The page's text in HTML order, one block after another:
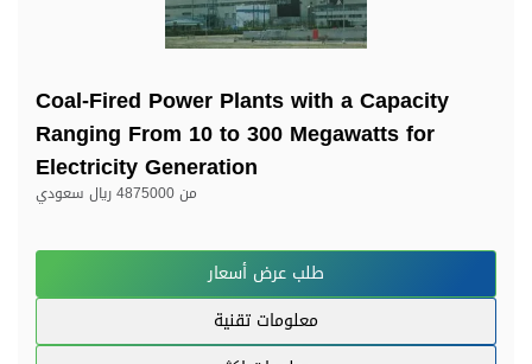
Coal-Fired Power Plants with a Capacity
Ranging From 10 to 300 Megawatts for
Electricity Generation
من4875000 ريال سعودي
طلب عرض أسعار
معلومات تقنية